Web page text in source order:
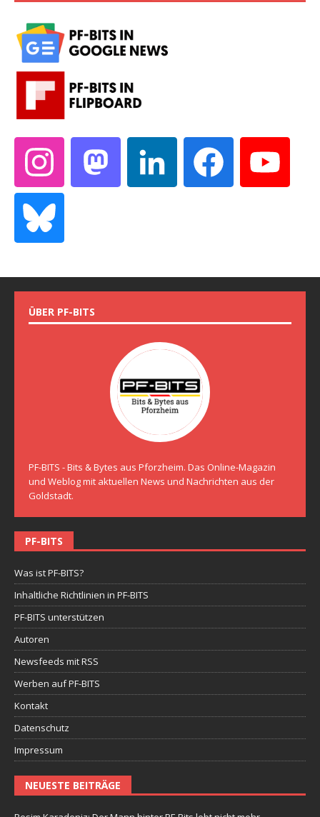
ÜBER PF-BITS
PF-BITS - Bits & Bytes aus Pforzheim. Das Online-Magazin
und Weblog mit aktuellen News und Nachrichten aus der
Goldstadt.
PF-BITS
Was ist PF-BITS?
Inhaltliche Richtlinien in PF-BITS
PF-BITS unterstützen
Autoren
Newsfeeds mit RSS
Werben auf PF-BITS
Kontakt
Datenschutz
Impressum
NEUESTE BEITRÄGE